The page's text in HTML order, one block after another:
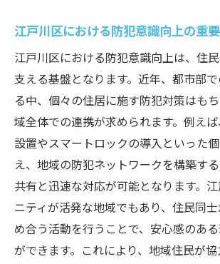
江戸川区における防犯意識向上の重
江戸川区における防犯意識向上は、住
支える基盤となります。近年、都市部
る中、個々の住居に施す防犯対策はも
域全体での連携が求められます。例え
設置やスマートロックの導入といった
え、地域の防犯ネットワークを構築す
共有と迅速な対応が可能となります。
ニティが活発な地域でもあり、住民同
め合う活動を行うことで、安心感のあ
ができます。これにより、地域住民が